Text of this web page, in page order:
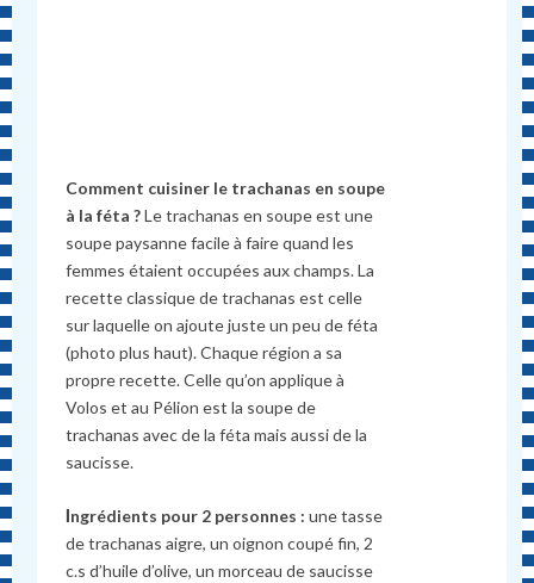
Comment cuisiner le trachanas en soupe
à la féta ?Le trachanas en soupe est une
soupe paysanne facile à faire quand les
femmes étaient occupées aux champs. La
recette classique de trachanas est celle
sur laquelle on ajoute juste un peu de féta
(photo plus haut). Chaque région a sa
propre recette. Celle qu’on applique à
Volos et au Pélion est la soupe de
trachanas avec de la féta mais aussi de la
saucisse.
ngrédients pour 2 personnes : une tasse
de trachanas aigre, un oignon coupé fin, 2
c.s d’huile d’olive, un morceau de saucisse